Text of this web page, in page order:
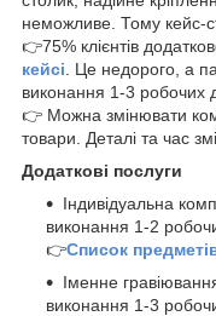
неможливе. Тому кейс-
👉75% клієнтів
кейсі . Це недорого, а
виконання 1-3 робочих
👉 Можна змінювати
товари. Деталі та час
Додаткові послуги
Індивідуальна
виконання 1-2
👉Список
Іменне
виконання 1-3